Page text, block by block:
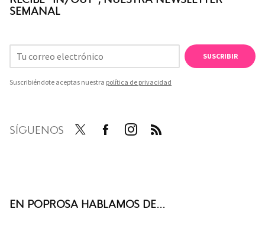
SEMANAL
SUSCRIBIR
Suscribiéndote aceptas nuestra política de privacidad
SÍGUENOS
EN POPROSA HABLAMOS DE...